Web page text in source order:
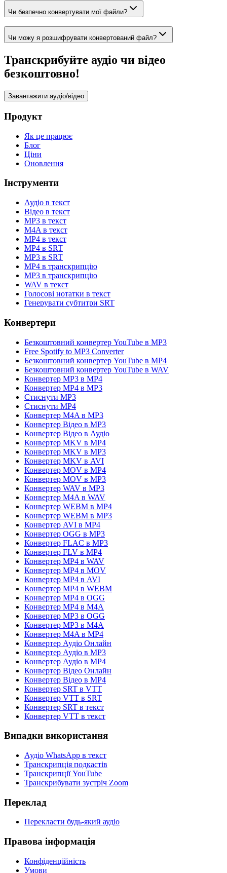
Чи безпечно конвертувати мої файли?
Чи можу я розшифрувати конвертований файл?
Транскрибуйте аудіо чи відео
безкоштовно!
Завантажити аудіо/відео
Продукт
Як це працює
Блог
Ціни
Оновлення
Інструменти
Аудіо в текст
Відео в текст
MP3 в текст
M4A в текст
MP4 в текст
MP4 в SRT
MP3 в SRT
MP4 в транскрипцію
MP3 в транскрипцію
WAV в текст
Голосові нотатки в текст
Генерувати субтитри SRT
Конвертери
Безкоштовний конвертер YouTube в MP3
Free Spotify to MP3 Converter
Безкоштовний конвертер YouTube в MP4
Безкоштовний конвертер YouTube в WAV
Конвертер MP3 в MP4
Конвертер MP4 в MP3
Стиснути MP3
Стиснути MP4
Конвертер M4A в MP3
Конвертер Відео в MP3
Конвертер Відео в Аудіо
Конвертер MKV в MP4
Конвертер MKV в MP3
Конвертер MKV в AVI
Конвертер MOV в MP4
Конвертер MOV в MP3
Конвертер WAV в MP3
Конвертер M4A в WAV
Конвертер WEBM в MP4
Конвертер WEBM в MP3
Конвертер AVI в MP4
Конвертер OGG в MP3
Конвертер FLAC в MP3
Конвертер FLV в MP4
Конвертер MP4 в WAV
Конвертер MP4 в MOV
Конвертер MP4 в AVI
Конвертер MP4 в WEBM
Конвертер MP4 в OGG
Конвертер MP4 в M4A
Конвертер MP3 в OGG
Конвертер MP3 в M4A
Конвертер M4A в MP4
Конвертер Аудіо Онлайн
Конвертер Аудіо в MP3
Конвертер Аудіо в MP4
Конвертер Відео Онлайн
Конвертер Відео в MP4
Конвертер SRT в VTT
Конвертер VTT в SRT
Конвертер SRT в текст
Конвертер VTT в текст
Випадки використання
Аудіо WhatsApp в текст
Транскрипція подкастів
Транскрипції YouTube
Транскрибувати зустріч Zoom
Переклад
Перекласти будь-який аудіо
Правова інформація
Конфіденційність
Умови